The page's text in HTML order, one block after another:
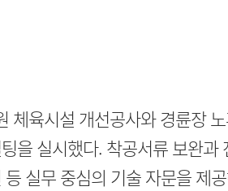
체육시설 개선공사와 경륜장
을 실시했다. 착공서류 보완
실무 중심의 기술 자문을 제